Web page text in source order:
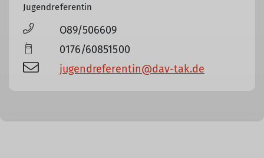
Jugendreferentin
O89/506609
0176/60851500
jugendreferentin@dav-tak.de